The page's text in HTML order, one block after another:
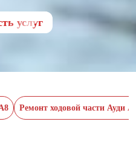
услуг
Ремонт ходовой части Ауди